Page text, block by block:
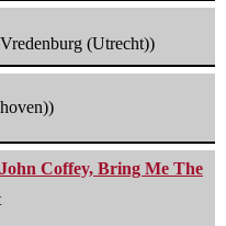
(Utrecht))
Coffey, Bring Me The